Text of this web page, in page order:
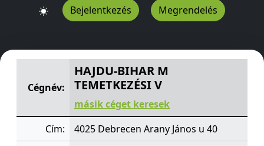
Bejelentkezés Megrendelés
HAJDU-BIHAR M TEMETKEZÉSI VArany János u 40
Cégnév:
HAJDU-BIHAR M
TEMETKEZÉSI V
másik céget keresek
Cím:
4025 Debrecen Arany János u 40